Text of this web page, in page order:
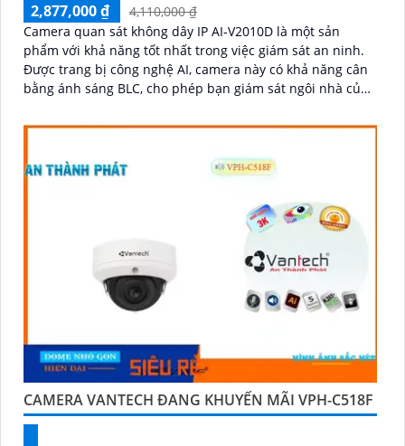
2,877,000 ₫
4,110,000 ₫
Camera quan sát không dây IP AI-V2010D là một sản
phẩm với khả năng tốt nhất trong việc giám sát an ninh.
Được trang bị công nghệ AI, camera này có khả năng cân
bằng ánh sáng BLC, cho phép bạn giám sát ngôi nhà của
CAMERA VANTECH ĐANG KHUYẾN MÃI VPH-C518F